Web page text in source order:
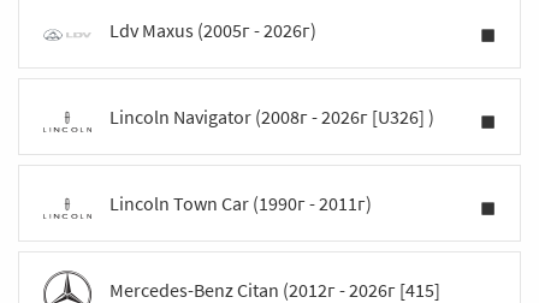
Ldv Maxus (2005г - 2026г)
Lincoln Navigator (2008г - 2026г [U326] )
Lincoln Town Car (1990г - 2011г)
Mercedes-Benz Citan (2012г - 2026г [415]